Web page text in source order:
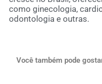
como ginecologia,
odontologia e outras.
Você também pode